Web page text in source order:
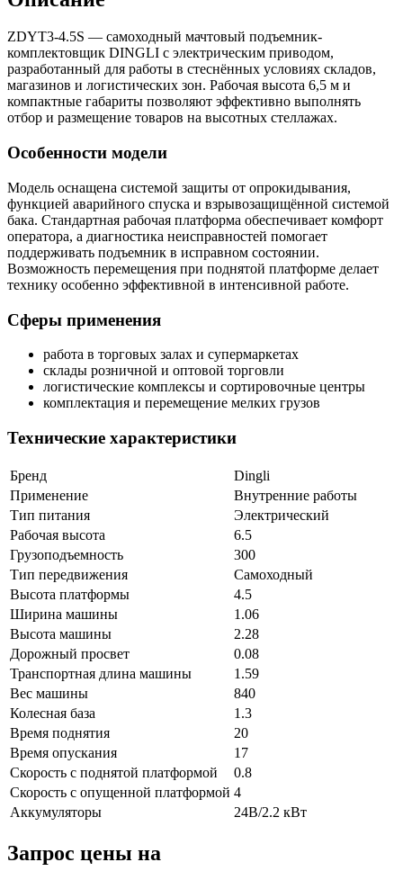
ZDYT3-4.5S — самоходный мачтовый подъемник-
комплектовщик DINGLI с электрическим приводом,
разработанный для работы в стеснённых условиях складов,
магазинов и логистических зон. Рабочая высота 6,5 м и
компактные габариты позволяют эффективно выполнять
отбор и размещение товаров на высотных стеллажах.
Особенности модели
Модель оснащена системой защиты от опрокидывания,
функцией аварийного спуска и взрывозащищённой системой
бака. Стандартная рабочая платформа обеспечивает комфорт
оператора, а диагностика неисправностей помогает
поддерживать подъемник в исправном состоянии.
Возможность перемещения при поднятой платформе делает
технику особенно эффективной в интенсивной работе.
Сферы применения
работа в торговых залах и супермаркетах
склады розничной и оптовой торговли
логистические комплексы и сортировочные центры
комплектация и перемещение мелких грузов
Технические характеристики
Бренд
Dingli
Применение
Внутренние работы
Тип питания
Электрический
Рабочая высота
6.5
Грузоподъемность
300
Тип передвижения
Самоходный
Высота платформы
4.5
Ширина машины
1.06
Высота машины
2.28
Дорожный просвет
0.08
Транспортная длина машины
1.59
Вес машины
840
Колесная база
1.3
Время поднятия
20
Время опускания
17
Скорость c поднятой платформой
0.8
Скорость c опущенной платформой 4
Аккумуляторы
24В/2.2 кВт
Запрос цены на